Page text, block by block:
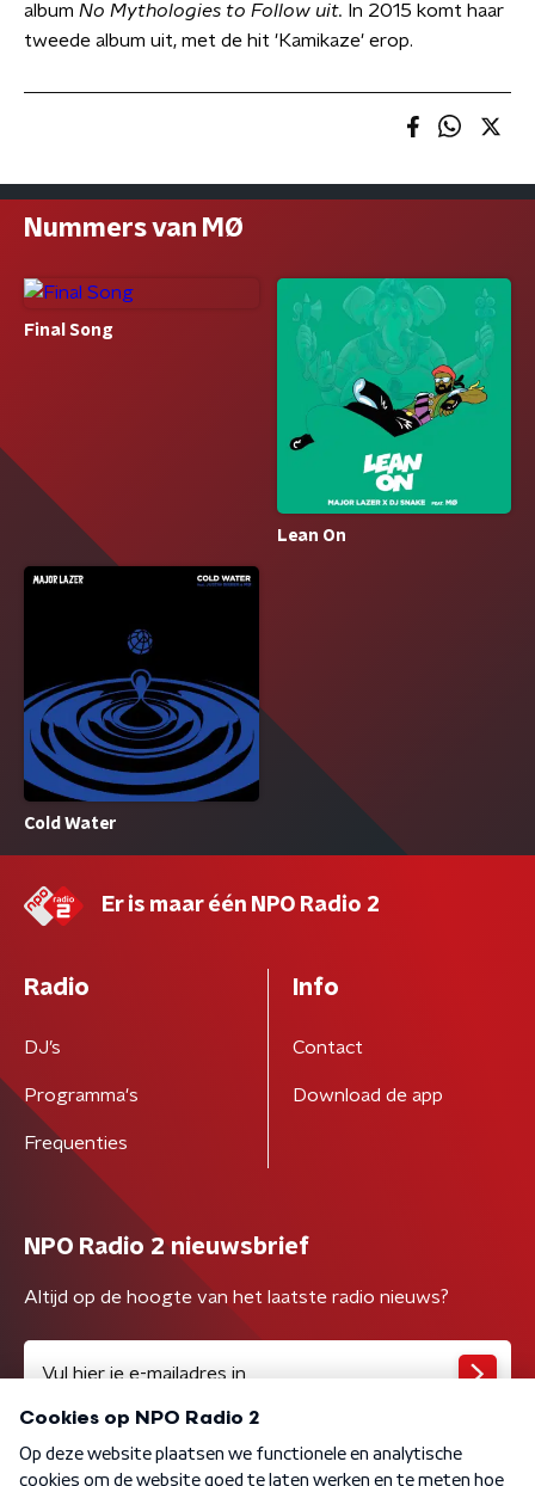
album No Mythologies to Follow uit. In 2015 komt haar
tweede album uit, met de hit 'Kamikaze' erop.
Nummers van MØ
Final Song
Lean On
Cold Water
Er is maar één NPO Radio 2
Radio
DJ’s
Programma's
Frequenties
Info
Contact
Download de app
NPO Radio 2 nieuwsbrief
Altijd op de hoogte van het laatste radio nieuws?